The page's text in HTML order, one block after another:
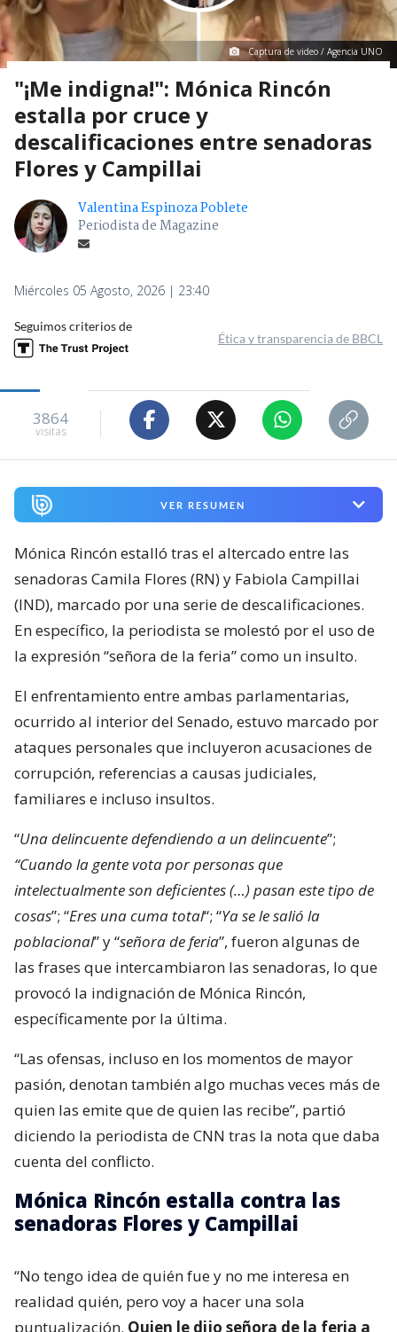
Captura de video / Agencia UNO
"¡Me indigna!": Mónica Rincón
estalla por cruce y
descalificaciones entre senadoras
Flores y Campillai
Valentina Espinoza Poblete
Periodista de Magazine
Miércoles 05 Agosto, 2026 | 23:40
Seguimos criterios de
Ética y transparencia de BBCL
3864
visitas
VER RESUMEN
Mónica Rincón estalló tras el altercado entre las
senadoras Camila Flores (RN) y Fabiola Campillai
(IND), marcado por una serie de descalificaciones.
En específico, la periodista se molestó por el uso de
la expresión “señora de la feria” como un insulto.
El enfrentamiento entre ambas parlamentarias,
ocurrido al interior del Senado, estuvo marcado por
ataques personales que incluyeron acusaciones de
corrupción, referencias a causas judiciales,
familiares e incluso insultos.
“Una delincuente defendiendo a un delincuente”;
“Cuando la gente vota por personas que
intelectualmente son deficientes (…) pasan este tipo de
cosas”; “Eres una cuma total“; “Ya se le salió la
poblacional” y “señora de feria”, fueron algunas de
las frases que intercambiaron las senadoras, lo que
provocó la indignación de Mónica Rincón,
específicamente por la última.
“Las ofensas, incluso en los momentos de mayor
pasión, denotan también algo muchas veces más de
quien las emite que de quien las recibe”, partió
diciendo la periodista de CNN tras la nota que daba
cuenta del conflicto.
Mónica Rincón estalla contra las
senadoras Flores y Campillai
“No tengo idea de quién fue y no me interesa en
realidad quién, pero voy a hacer una sola
puntualización. Quien le dijo señora de la feria a